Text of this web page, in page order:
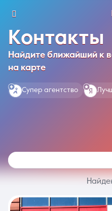
г. Кореновск
Контакты
Найдите ближайший к вам офис
на карте
Супер агентство